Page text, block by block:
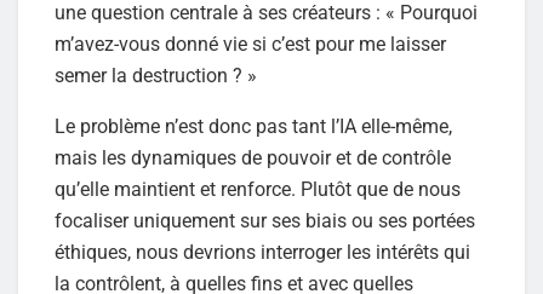
une question centrale à ses créateurs : « Pourquoi
m’avez-vous donné vie si c’est pour me laisser
semer la destruction ? »
Le problème n’est donc pas tant l’IA elle-même,
mais les dynamiques de pouvoir et de contrôle
qu’elle maintient et renforce. Plutôt que de nous
focaliser uniquement sur ses biais ou ses portées
éthiques, nous devrions interroger les intérêts qui
la contrôlent, à quelles fins et avec quelles